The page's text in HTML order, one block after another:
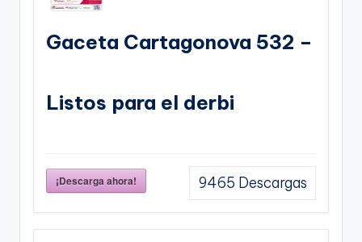
Gaceta Cartagonova 532 –
Listos para el derbi
¡Descarga ahora! 9465 Descargas